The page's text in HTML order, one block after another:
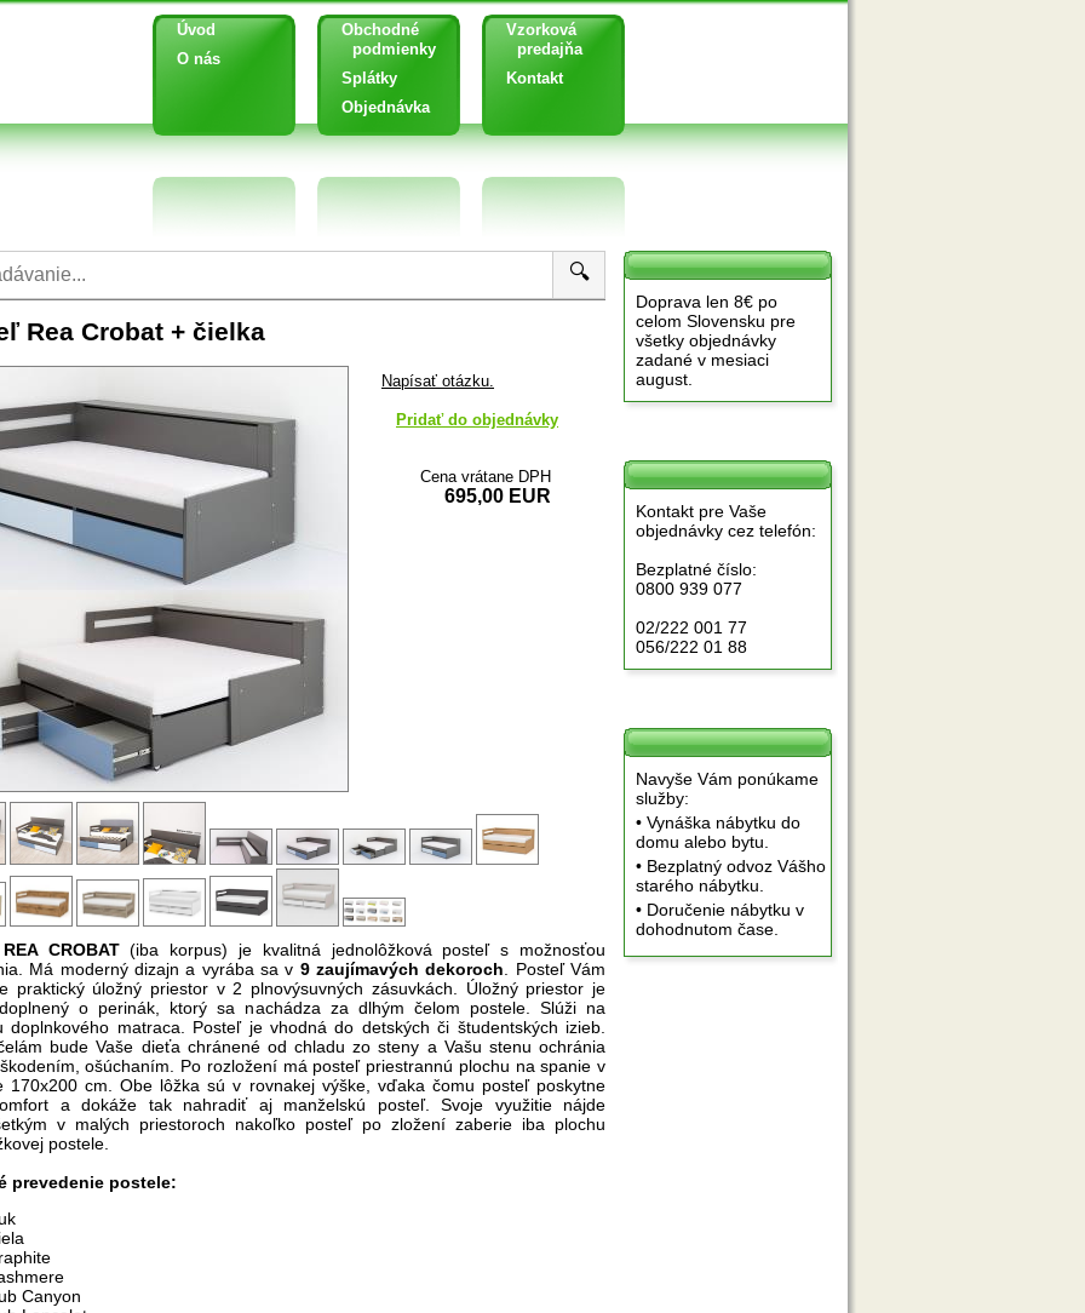
Úvod
O nás
Obchodné
podmienky
Splátky
Objednávka
Vzorková
predajňa
Kontakt
🔍
Rea Crobat + čielka
Napísať otázku.
Pridať do objednávky
Cena vrátane DPH
695,00 EUR
CROBAT(iba korpus) je kvalitná jednolôžková posteľ s možnosťou
Má moderný dizajn a vyrába sa v 9 zaujímavých dekoroch . Posteľ Vám
praktický úložný priestor v 2 plnovýsuvných zásuvkách. Úložný priestor je
o perinák, ktorý sa nachádza za dlhým čelom postele. Slúži na
doplnkového matraca. Posteľ je vhodná do detských či študentských izieb.
bude Vaše dieťa chránené od chladu zo steny a Vašu stenu ochránia
ošúchaním. Po rozložení má posteľ priestrannú plochu na spanie v
170x200 cm. Obe lôžka sú v rovnakej výške, vďaka čomu posteľ poskytne
a dokáže tak nahradiť aj manželskú posteľ. Svoje využitie nájde
v malých priestoroch nakoľko posteľ po zložení zaberie iba plochu
postele.
prevedenie postele:
Canyon
Doprava len 8€ po
celom Slovensku pre
všetky objednávky
zadané v mesiaci
august.
Kontakt pre Vaše
objednávky cez telefón:
Bezplatné číslo:
0800 939 077
02/222 001 77
056/222 01 88
Navyše Vám ponúkame
služby:
• Vynáška nábytku do
domu alebo bytu.
• Bezplatný odvoz Vášho
starého nábytku.
• Doručenie nábytku v
dohodnutom čase.